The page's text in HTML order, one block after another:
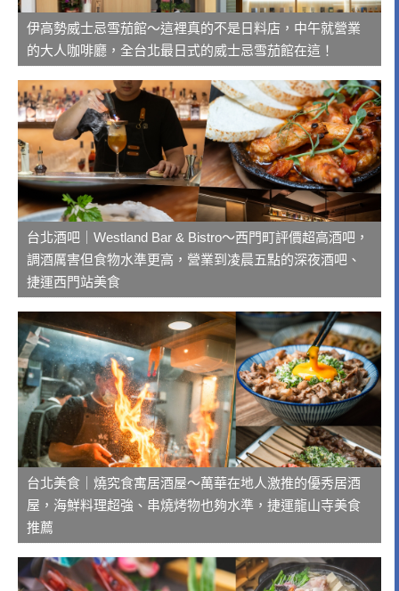
伊高勢威士忌雪茄館～這裡真的不是日料店，中午就營業
的大人咖啡廳，全台北最日式的威士忌雪茄館在這！
台北酒吧｜Westland Bar & Bistro～西門町評價超高酒吧，
調酒厲害但食物水準更高，營業到凌晨五點的深夜酒吧、
捷運西門站美食
台北美食｜燒究食寓居酒屋～萬華在地人激推的優秀居酒
屋，海鮮料理超強、串燒烤物也夠水準，捷運龍山寺美食
推薦